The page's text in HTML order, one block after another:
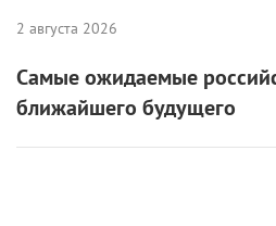
2 августа 2026
Самые ожидаемые
ближайшего будущего